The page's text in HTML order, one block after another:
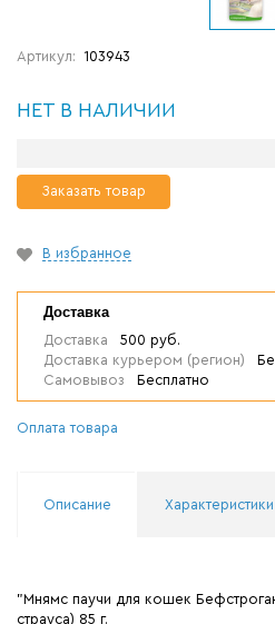
Артикул: 103943
НЕТ В НАЛИЧИИ
Заказать товар
В избранное
Доставка
Доставка
500 руб.
Доставка курьером (регион)
Самовывоз
Бесплатно
Оплата товара
Описание Характеристики
"Мнямс паучи для кошек
страуса) 85 г.